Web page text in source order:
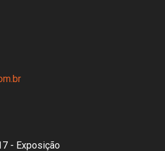
- Exposição